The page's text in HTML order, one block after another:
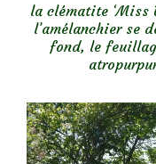
la clématite ‘Miss
l’amélanchier se
fond, le